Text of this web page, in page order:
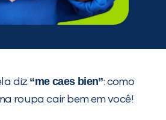
diz “me caes bien”: como
roupa cair bem em você!